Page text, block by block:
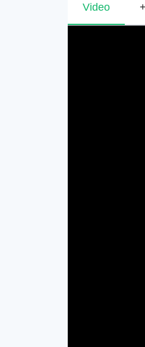
Video